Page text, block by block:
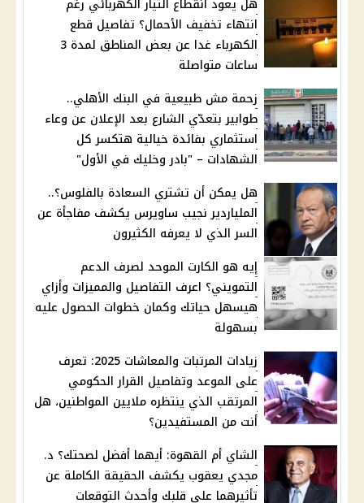
انتهاء تخفيف الأحمال؟ تفاصيل قطع
الكهرباء غدا عن بعض المناطق لمدة 3
ساعات متواصلة
زحمة مش طبيعية في البنك الأهلي..
طوابير بتعدّي الشارع بعد الإعلان عن وعاء
استثماري بفائدة خيالية هتكسر كل
الشهادات – "بادر وخليك في الأول"
هل يمكن أن تشتري السعادة بالفلوس؟..
الملياردير نجيب ساويرس يكشف مفاجأة عن
السر الذي لا يعرفه الكثيرون
إيه هو الكارت الموحد لصرف الدعم
التمويني؟ اعرف التفاصيل والمميزات وأزاي
هيسهل حياتك وكمان خطوات الحصول عليه
بسهولة
زيادات المرتبات والمعاشات 2025: تعرف
على الموعد وتفاصيل القرار الحكومي
المرتقب الذي ينتظره ملايين المواطنين، هل
أنت من المستفيدين؟
الشاي أم القهوة: أيهما أفضل لصحتك؟ د.
مجدي يعقوب يكشف الحقيقة الكاملة عن
تأثيرهما على قلبك وأحدث التوقعات